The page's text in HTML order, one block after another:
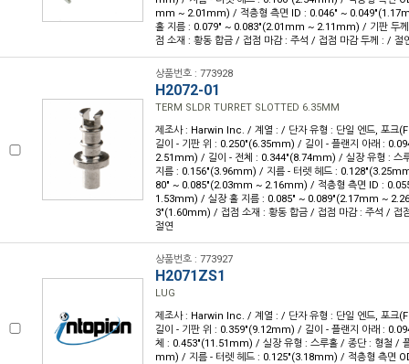
mm ~ 2.01mm) / 적층형 측면 ID : 0.046" ~
홀 지름 : 0.079" ~ 0.083"(2.01mm ~ 2.11mm) / 기판 두
점 소재 : 황동 합금 / 접점 마감 : 주석 / 접점 마감 두께 : / 절
상품번호 : 773928
H2072-01
TERM SLDR TURRET SLOTTED 6.35MM
제조사 : Harwin Inc. / 계열 : / 단자 유형 : 단일 엔드, 포크
길이 - 기판 위 : 0.250"(6.35mm) / 길이 - 플랜지 아래 :
2.51mm) / 길이 - 전체 : 0.344"(8.74mm) / 실장 유형 : 스
지름 : 0.156"(3.96mm) / 지름 - 터렛 헤드 :
80" ~ 0.085"(2.03mm ~ 2.16mm) / 적층형 측면 ID :
1.53mm) / 실장 홀 지름 : 0.085" ~ 0.089"(2.17mm ~
3"(1.60mm) / 접점 소재 : 황동 합금 / 접점 마감 : 주석 / 접
절연
상품번호 : 773927
H2071ZS1
LUG
제조사 : Harwin Inc. / 계열 : / 단자 유형 : 단일 엔드, 포크
길이 - 기판 위 : 0.359"(9.12mm) / 길이 - 플랜지 아래 :
체 : 0.453"(11.51mm) / 실장 유형 : 스루홀 / 종단 : 형철 /
mm) / 지름 - 터렛 헤드 : 0.125"(3.18mm) / 적층형 측면